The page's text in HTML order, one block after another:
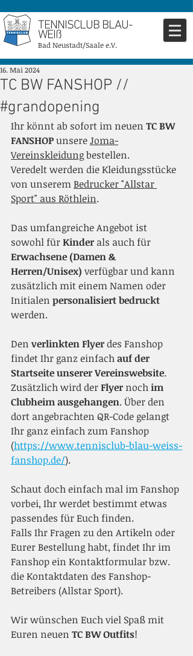
TENNISCLUB BLAU-
WEIß
Bad Neustadt/Saale e.V.
TC BW FANSHOP //
#grandopening
16. Mai 2024
Ihr könnt ab sofort im neuen TC BW
FANSHOP unsere Joma-
Vereinskleidung bestellen.
Veredelt werden die Kleidungsstücke
von unserem Bedrucker "Allstar
Sport" aus Röthlein.
Das umfangreiche Angebot ist
sowohl für Kinder als auch für
Erwachsene (Damen &
Herren/Unisex) verfügbar und kann
zusätzlich mit einem Namen oder
Initialen personalisiert bedruckt
werden.
Den verlinkten Flyer des Fanshop
findet Ihr ganz einfach auf der
Startseite unserer Vereinswebsite.
Zusätzlich wird der Flyer noch im
Clubheim ausgehangen. Über den
dort angebrachten QR-Code gelangt
Ihr ganz einfach zum Fanshop
(https://www.tennisclub-blau-weiss-
fanshop.de/).
Schaut doch einfach mal im Fanshop
vorbei, Ihr werdet bestimmt etwas
passendes für Euch finden.
Falls Ihr Fragen zu den Artikeln oder
Eurer Bestellung habt, findet Ihr im
Fanshop ein Kontaktformular bzw.
die Kontaktdaten des Fanshop-
Betreibers (Allstar Sport).
Wir wünschen Euch viel Spaß mit
Euren neuen TC BW Outfits!